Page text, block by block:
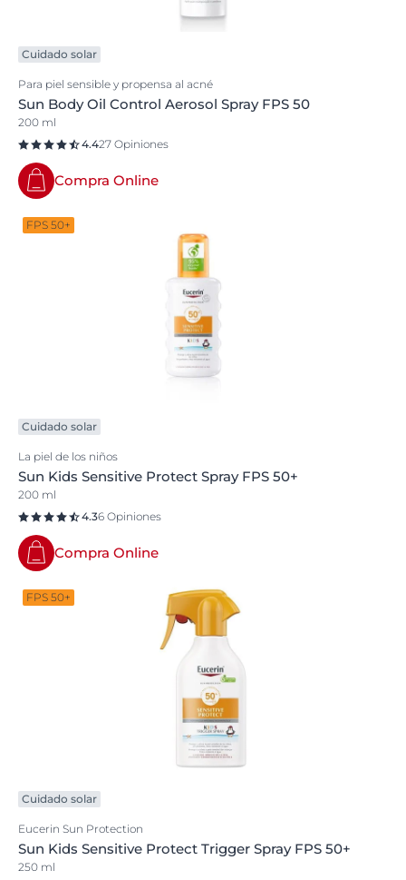
Cuidado solar
Para piel sensible y propensa al acné
Sun Body Oil Control Aerosol Spray FPS 50
200 ml
4.427 Opiniones
Compra Online
FPS 50+
Cuidado solar
La piel de los niños
Sun Kids Sensitive Protect Spray FPS 50+
200 ml
4.36 Opiniones
Compra Online
FPS 50+
Cuidado solar
Eucerin Sun Protection
Sun Kids Sensitive Protect Trigger Spray FPS 50+
250 ml